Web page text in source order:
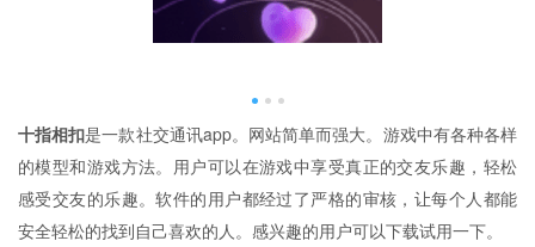
十指相扣是一款社交通讯app。网站简单而强大。游戏中有各种各样
的模型和游戏方法。用户可以在游戏中享受真正的交友乐趣，轻松
感受交友的乐趣。软件的用户都经过了严格的审核，让每个人都能
安全轻松的找到自己喜欢的人。感兴趣的用户可以下载试用一下。